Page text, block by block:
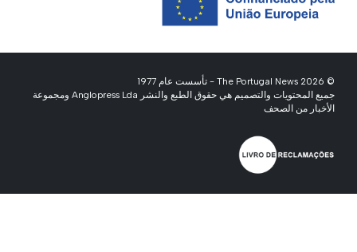
© 2026 The Portugal News - تأسست عام 1977
جميع المحتويات والتصميم هي حقوق الطبع والنشر Anglopress Lda ومجموعة
الأخبار من الصحف